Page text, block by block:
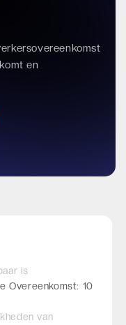
en
is
Overeenkomst: 10
van